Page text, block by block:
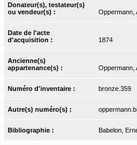
Donateur(s), testateur(s)
ou vendeur(s) :
Oppermann,
Date de l'acte
d'acquisition :
1874
Ancienne(s)
appartenance(s) :
Oppermann,
Numéro d'inventaire : bronze.359
Autre(s) numéro(s) :
Bibliographie : Babelon,